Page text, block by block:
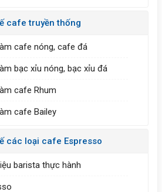
cafe truyền thống
cafe nóng, cafe đá
bạc xỉu nóng, bạc xỉu đá
cafe Rhum
cafe Bailey
các loại cafe Espresso
barista thực hành